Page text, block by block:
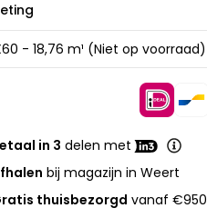
in 3 delen met
bij magazijn in Weert
thuisbezorgd vanaf €950